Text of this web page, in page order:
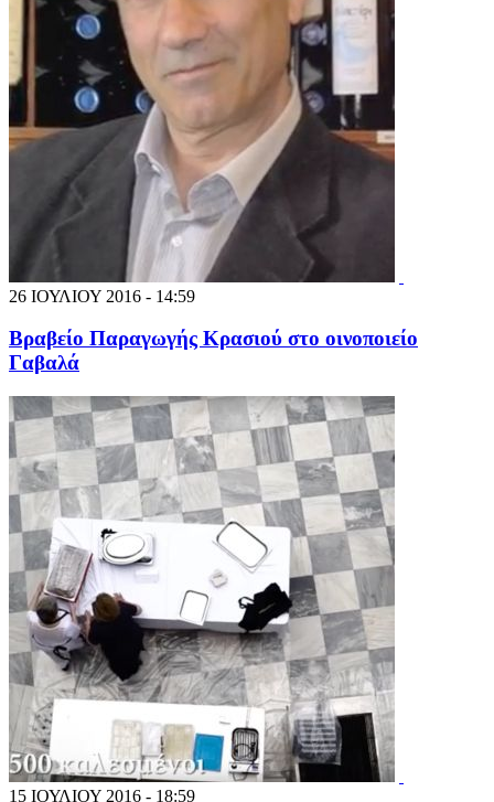
26 ΙΟΥΛΙΟΥ 2016 - 14:59
Βραβείο Παραγωγής Κρασιού στο οινοποιείο
Γαβαλά
15 ΙΟΥΛΙΟΥ 2016 - 18:59